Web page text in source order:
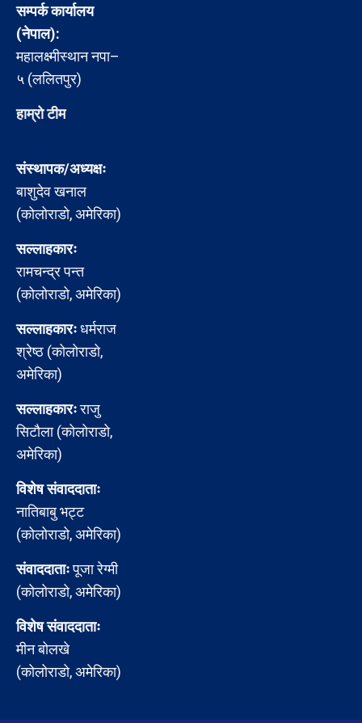
सम्पर्क कार्यालय
(नेपाल):
महालक्ष्मीस्थान नपा–
५ (ललितपुर)
हाम्रो टीम
संस्थापक/अध्यक्षः
बाशुदेव खनाल
(कोलोराडो, अमेरिका)
सल्लाहकारः
रामचन्द्र पन्त
(कोलोराडो, अमेरिका)
सल्लाहकारःधर्मराज
श्रेष्ठ (कोलोराडो,
अमेरिका)
सल्लाहकारःराजु
सिटौला (कोलोराडो,
अमेरिका)
विशेष संवाददाताः
नातिबाबु भट्ट
(कोलोराडो, अमेरिका)
संवाददाताःपूजा रेग्मी
(कोलोराडो, अमेरिका)
विशेष संवाददाताः
मीन बोलखे
(कोलोराडो, अमेरिका)